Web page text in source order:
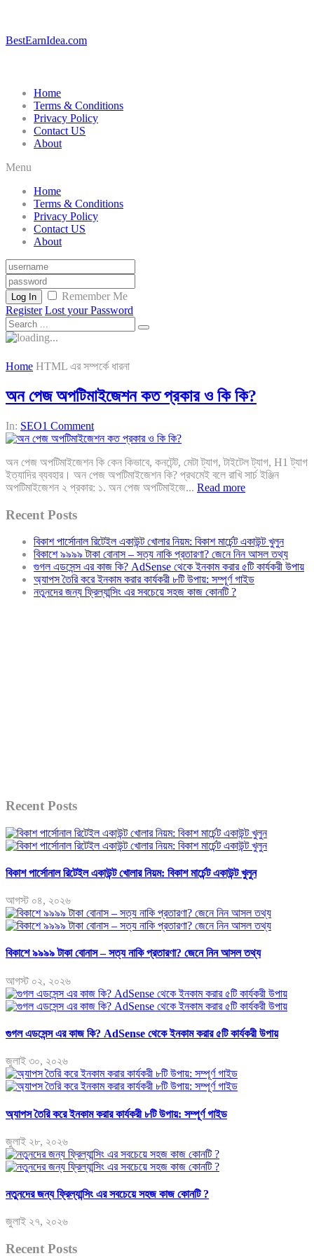
BestEarnIdea.com
Home
Terms & Conditions
Privacy Policy
Contact US
About
Menu
Home
Terms & Conditions
Privacy Policy
Contact US
About
Log In
Remember Me
Register Lost your Password
Home HTML এর সম্পর্কে ধারনা
অন পেজ অপটিমাইজেশন কত প্রকার ও কি কি?
In: SEO1 Comment
অন পেজ অপটিমাইজেশন কি কেন কিভাবে, কনটেন্ট, মেটা ট্যাগ, টাইটেল ট্যাগ, H1 ট্যাগ
ইত্যাদির ব্যবহার। অন পেজ অপটিমাইজেশন কি? প্রথমেই বলে রাখি সার্চ ইঞ্জিন
অপটিমাইজেশন ২ প্রকার: ১. অন পেজ অপটিমাইজে... Read more
Recent Posts
বিকাশ পার্সোনাল রিটেইল একাউন্ট খোলার নিয়ম: বিকাশ মার্চেন্ট একাউন্ট খুলুন
বিকাশে ৯৯৯৯ টাকা বোনাস – সত্য নাকি প্রতারণা? জেনে নিন আসল তথ্য
গুগল এডসেন্স এর কাজ কি? AdSense থেকে ইনকাম করার ৫টি কার্যকরী উপায়
অ্যাপস তৈরি করে ইনকাম করার কার্যকরী ৮টি উপায়: সম্পূর্ণ গাইড
নতুনদের জন্য ফ্রিল্যান্সিং এর সবচেয়ে সহজ কাজ কোনটি ?
Recent Posts
বিকাশ পার্সোনাল রিটেইল একাউন্ট খোলার নিয়ম: বিকাশ মার্চেন্ট একাউন্ট খুলুন
আগস্ট ০৪, ২০২৬
বিকাশে ৯৯৯৯ টাকা বোনাস – সত্য নাকি প্রতারণা? জেনে নিন আসল তথ্য
আগস্ট ০২, ২০২৬
গুগল এডসেন্স এর কাজ কি? AdSense থেকে ইনকাম করার ৫টি কার্যকরী উপায়
জুলাই ৩০, ২০২৬
অ্যাপস তৈরি করে ইনকাম করার কার্যকরী ৮টি উপায়: সম্পূর্ণ গাইড
জুলাই ২৮, ২০২৬
নতুনদের জন্য ফ্রিল্যান্সিং এর সবচেয়ে সহজ কাজ কোনটি ?
জুলাই ২৭, ২০২৬
Recent Posts